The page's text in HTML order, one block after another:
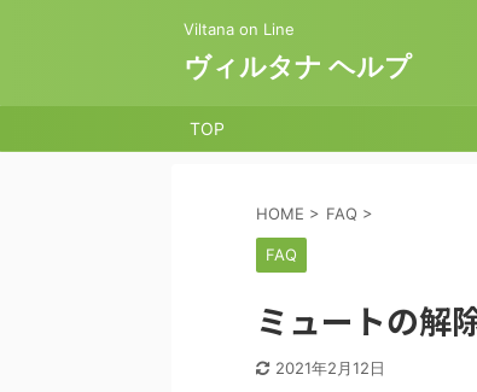
Viltana on Line
ヴィルタナ ヘルプ
TOP
HOME > FAQ >
FAQ
ミュートの解
2021年2月12日